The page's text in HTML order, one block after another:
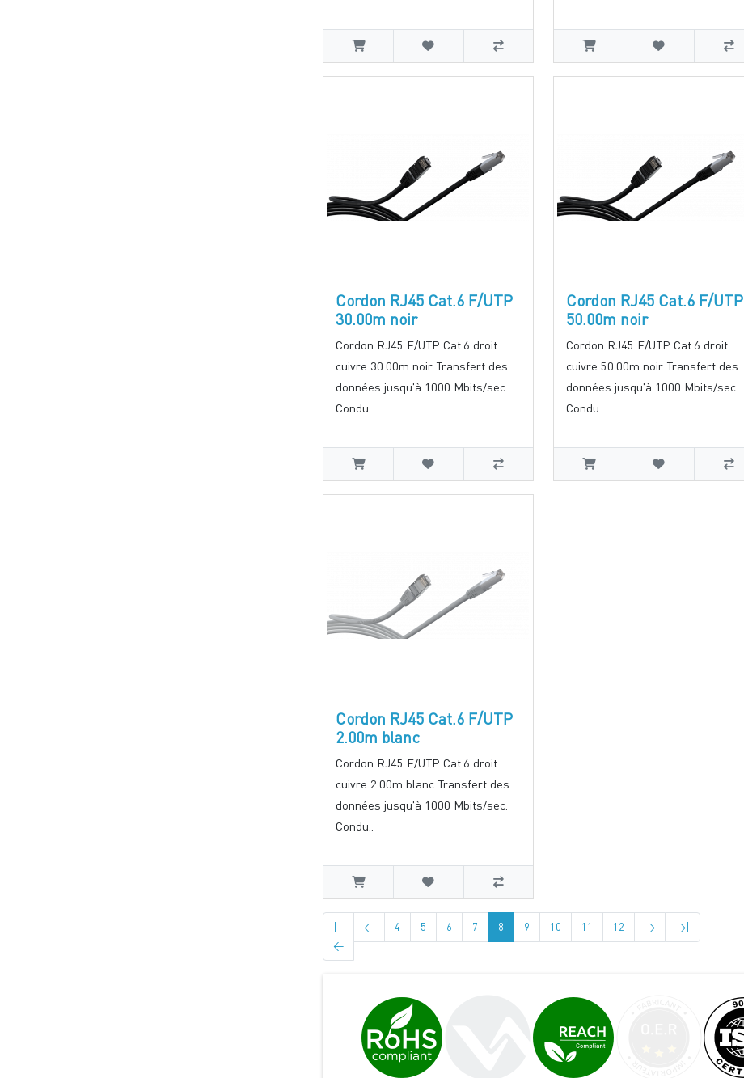
Cordon RJ45 Cat.6 F/UTP
30.00m noir
Cordon RJ45 F/UTP Cat.6 droit
cuivre 30.00m noir Transfert des
données jusqu'à 1000 Mbits/sec.
Condu..
Cordon RJ45 Cat.6 F/UTP
50.00m noir
Cordon RJ45 F/UTP Cat.6 droit
cuivre 50.00m noir Transfert des
données jusqu'à 1000 Mbits/sec.
Condu..
Cordon RJ45 Cat.6 F/UTP
2.00m blanc
Cordon RJ45 F/UTP Cat.6 droit
cuivre 2.00m blanc Transfert des
données jusqu'à 1000 Mbits/sec.
Condu..
<
< 4 5 6 7 8 9 10 11 12 > >|